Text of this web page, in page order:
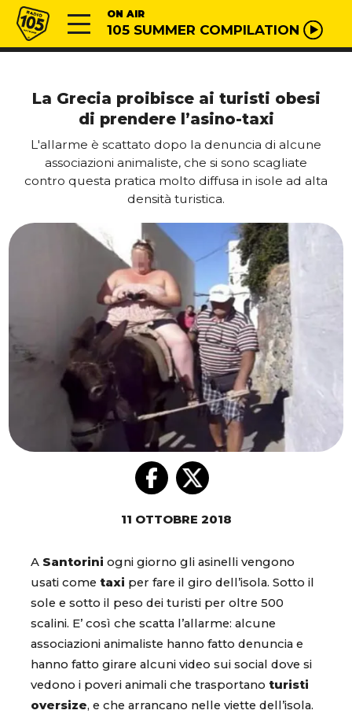
Vai al contenuto
Radio 105 ON AIR
105 SUMMER COMPILATION
La Grecia proibisce ai turisti obesi
di prendere l’asino-taxi
L'allarme è scattato dopo la denuncia di alcune
associazioni animaliste, che si sono scagliate
contro questa pratica molto diffusa in isole ad alta
densità turistica.
11 OTTOBRE 2018
A Santorini ogni giorno gli asinelli vengono
usati come taxi per fare il giro dell’isola. Sotto il
sole e sotto il peso dei turisti per oltre 500
scalini. E’ così che scatta l’allarme: alcune
associazioni animaliste hanno fatto denuncia e
hanno fatto girare alcuni video sui social dove si
vedono i poveri animali che trasportano turisti
oversize, e che arrancano nelle viette dell’isola.